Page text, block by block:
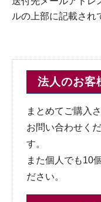
ルの上部に記載され
法人のお客
まとめてご購入
お問い合わせく
す。
また個人でも10
ださい。